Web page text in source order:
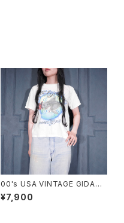
00's USA VINTAGE GIDAN
SHARK HAND DRAWING DE
SIGN MINI T SHIRT/アメリカ
¥7,900